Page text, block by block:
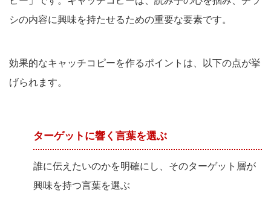
シの内容に興味を持たせるための重要な要素です。
効果的なキャッチコピーを作るポイントは、以下の点が挙
げられます。
ターゲットに響く言葉を選ぶ
誰に伝えたいのかを明確にし、そのターゲット層が
興味を持つ言葉を選ぶ